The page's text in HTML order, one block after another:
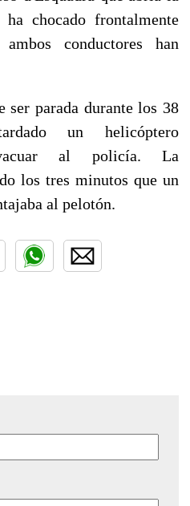
chocado frontalmente
conductores han
ser parada durante los 38
un helicóptero
al policía. La
los tres minutos que un
al pelotón.